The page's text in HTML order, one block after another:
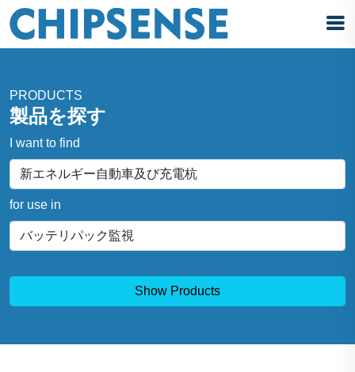
PRODUCTS
製品を探す
I want to find
for use in
Show Products